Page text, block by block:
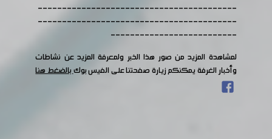
-----------------------------------------
-----------------------------------------
--------------------------
لمشاهدة المزيد من صور هذا الخبر ولمعرفة المزيد عن نشاطات
وأخبار الغرفة يمكنكم زيارة صفحتنا على الفيس بوكبالضغط هنا